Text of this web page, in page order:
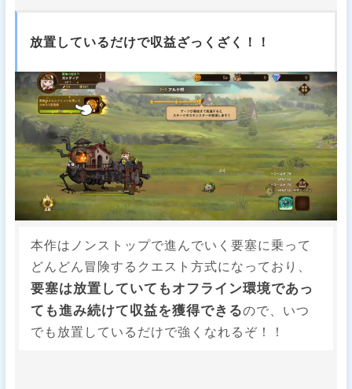
放置しているだけで収益ざっくざく！！
本作はノンストップで進んでいく要塞に乗って
どんどん冒険するクエスト方式になっており、
要塞は放置していてもオフライン環境であっ
ても進み続けて収益を獲得できるので、いつ
でも放置しているだけで強くなれるぞ！！